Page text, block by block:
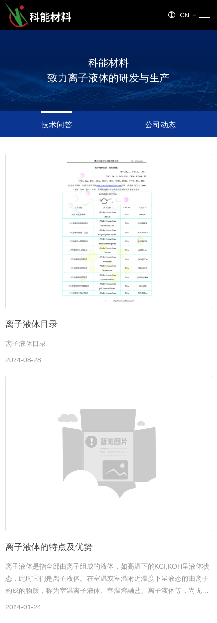
CN
科能材料
致力离子液体的研发与生产
技术问答 公司动态
离子液体目录
离子液体目录
2024-08-28
离子液体的特点及优势
离子液体是指全部由离子组成的液体，如高温下的KCI,KOH呈液体状
态，此时它们是离子液体。在室温或室温附近温度下呈液态的由离子
构成的物质，称为室温离子液体、室温熔融盐、离子液体等，尚无统
2024-01-24